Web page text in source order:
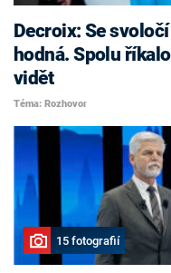
Decroix: Se
hodná. Spolu
vidět
Téma: Rozhovor
15 fotografií